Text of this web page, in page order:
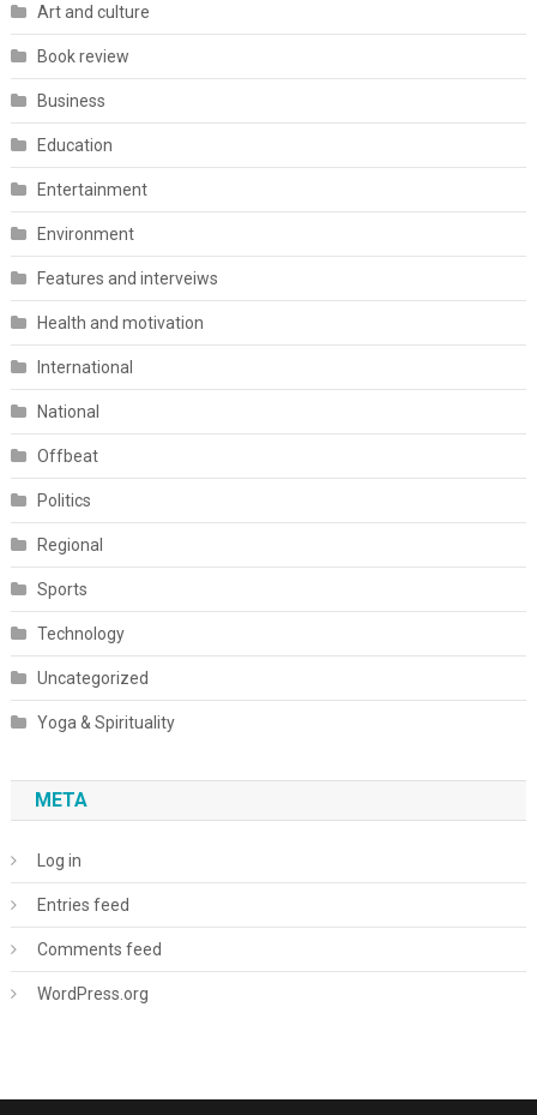
Art and culture
Book review
Business
Education
Entertainment
Environment
Features and interveiws
Health and motivation
International
National
Offbeat
Politics
Regional
Sports
Technology
Uncategorized
Yoga & Spirituality
META
Log in
Entries feed
Comments feed
WordPress.org